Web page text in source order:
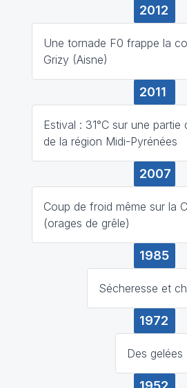
2012
Une tornade F0 frappe la
Grizy (Aisne)
2011
Estival : 31°C sur une partie
de la région Midi-Pyrénées
2007
Coup de froid même sur la
(orages de grêle)
1985
Sécheresse et
1972
Des gelées